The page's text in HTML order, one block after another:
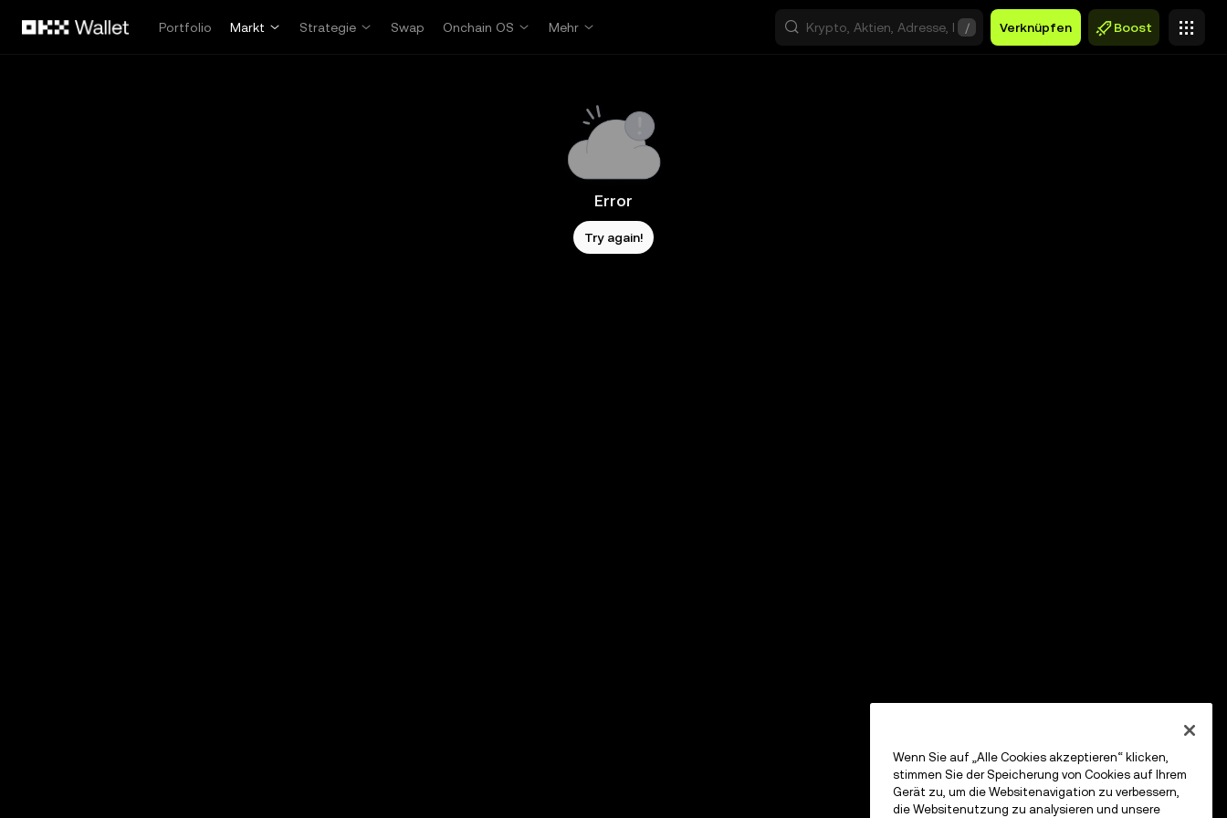
Portfolio
Markt Strategie Swap Onchain OS Mehr / Verknüpfen Boost
Error
Try again!
Wenn Sie auf „Alle Cookies akzeptieren“ klicken,
stimmen Sie der Speicherung von Cookies auf Ihrem
Gerät zu, um die Websitenavigation zu verbessern,
die Websitenutzung zu analysieren und unsere